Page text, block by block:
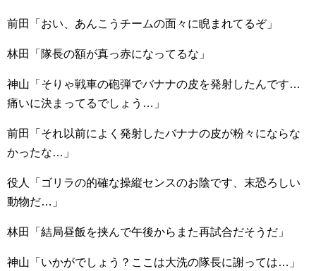
前田「おい、あんこうチームの面々に睨まれてるぞ」
林田「隊長の額が真っ赤になってるな」
神山「そりゃ戦車の砲弾でバナナの皮を発射したんです…
痛いに決まってるでしょう…」
前田「それ以前によく発射したバナナの皮が粉々にならな
かったな…」
役人「ゴリラの的確な操縦センスのお陰です、末恐ろしい
動物だ…」
林田「結局昼飯を挟んで午後からまた再試合だそうだ」
神山「いかがでしょう？ここは大洗の隊長に謝っては…」